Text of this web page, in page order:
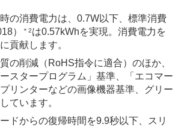
の消費電力は、0.7W以下、標準消費
）
＊2は0.57kWhを実現。消費電力を
貢献します。
の削減（RoHS指令に適合）のほか、
ースタープログラム」基準、「エコマー
リンターなどの画像機器基準、グリー
ています。
ドからの復帰時間を9.9秒以下、スリ